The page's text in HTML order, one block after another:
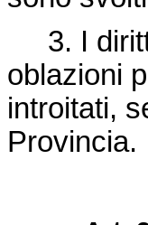
3. I diritti
oblazioni
introitati,
Provincia.